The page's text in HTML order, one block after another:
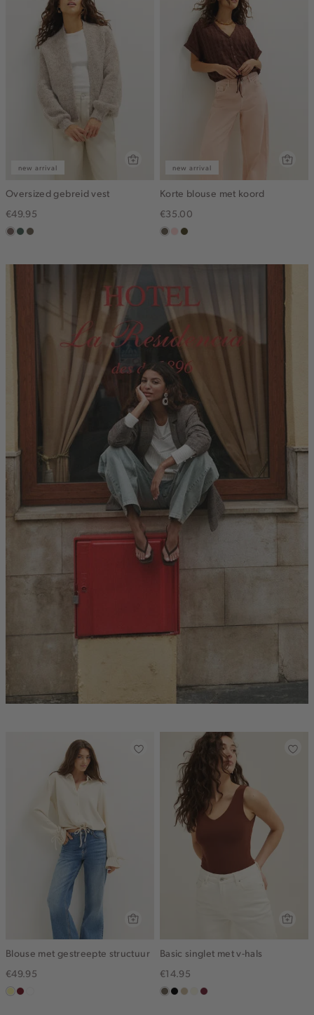
new arrival
Oversized gebreid vest
€49.95
taupe
groen,
bruin
new arrival
Korte blouse met koord
€35.00
middenbruin
pinkgroen,
midden
Blouse met gestreepte structuur
€49.95
lichtgeel
rood,
Basic singlet met v-hals
€14.95
middenbruin
zwartlichtzand
wit,bordeaux